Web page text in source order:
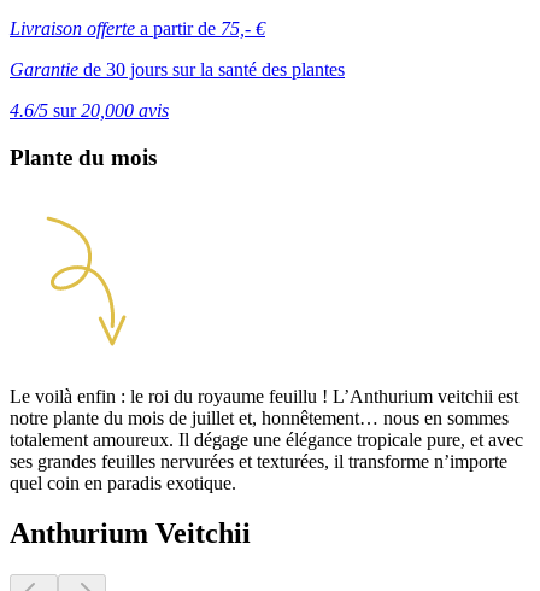
Livraison offerte a partir de 75,- €
Garantie de 30 jours sur la santé des plantes
4.6/5 sur20,000 avis
Plante du mois
Le voilà enfin : le roi du royaume feuillu ! L’Anthurium veitchii est
notre plante du mois de juillet et, honnêtement… nous en sommes
totalement amoureux. Il dégage une élégance tropicale pure, et avec
ses grandes feuilles nervurées et texturées, il transforme n’importe
quel coin en paradis exotique.
Anthurium Veitchii